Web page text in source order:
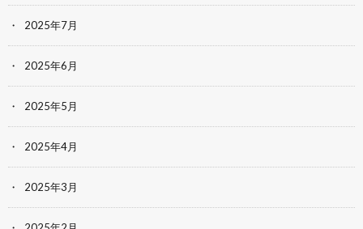
2025年7月
2025年6月
2025年5月
2025年4月
2025年3月